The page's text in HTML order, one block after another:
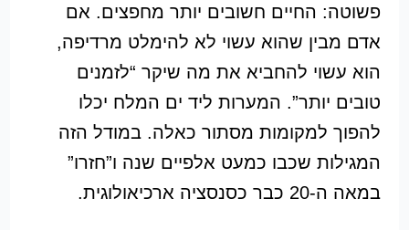
פשוטה: החיים חשובים יותר מחפצים. אם
אדם מבין שהוא עשוי לא להימלט מרדיפה,
הוא עשוי להחביא את מה שיקר “לזמנים
טובים יותר”. המערות ליד ים המלח יכלו
להפוך למקומות מסתור כאלה. במודל הזה
המגילות שכבו כמעט אלפיים שנה ו”חזרו”
במאה ה-20 כבר כסנסציה ארכיאולוגית.